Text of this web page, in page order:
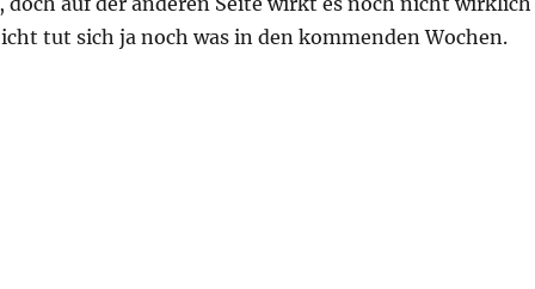
tut sich ja noch was in den kommenden Wochen.